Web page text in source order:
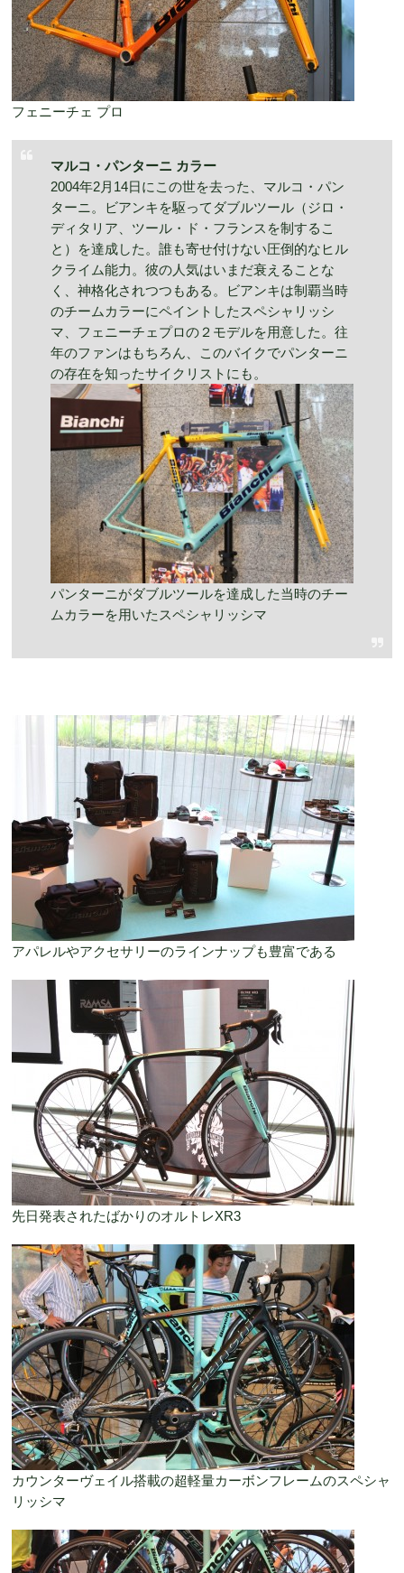
フェニーチェ プロ
マルコ・パンターニ カラー
2004年2月14日にこの世を去った、マルコ・パン
ターニ。ビアンキを駆ってダブルツール（ジロ・
ディタリア、ツール・ド・フランスを制するこ
と）を達成した。誰も寄せ付けない圧倒的なヒル
クライム能力。彼の人気はいまだ衰えることな
く、神格化されつつもある。ビアンキは制覇当時
のチームカラーにペイントしたスペシャリッシ
マ、フェニーチェプロの２モデルを用意した。往
年のファンはもちろん、このバイクでパンターニ
の存在を知ったサイクリストにも。
パンターニがダブルツールを達成した当時のチー
ムカラーを用いたスペシャリッシマ
アパレルやアクセサリーのラインナップも豊富である
先日発表されたばかりのオルトレXR3
カウンターヴェイル搭載の超軽量カーボンフレームのスペシャ
リッシマ